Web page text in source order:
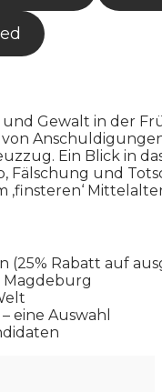
Gewalt in der
von
Ein Blick in
Fälschung und
‚finsteren‘
(25% Rabatt auf
Magdeburg
eine Auswahl